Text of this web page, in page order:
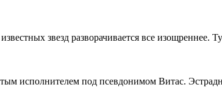
звезд разворачивается все
исполнителем под псевдонимом Витас.